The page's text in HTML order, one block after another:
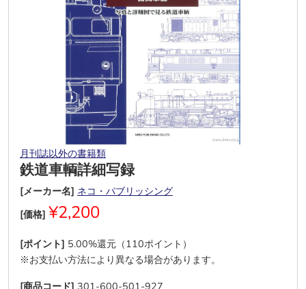
月刊誌以外の書籍類
鉄道車輌詳細写録
[メーカー名] ネコ・パブリッシング
[価格] ¥2,200
[ポイント] 5.00%還元（110ポイント）
※お支払い方法により異なる場合があります。
[商品コード] 301-600-501-927